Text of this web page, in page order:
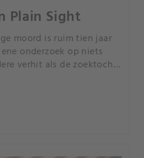
Plain Sight
moord is ruim tien jaar
onderzoek op niets
verhit als de zoektocht
van een